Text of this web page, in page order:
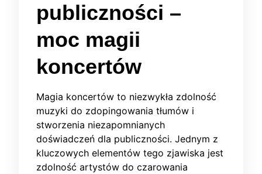
publiczności –
moc magii
koncertów
Magia koncertów to niezwykła zdolność
muzyki do zdopingowania tłumów i
stworzenia niezapomnianych
doświadczeń dla publiczności. Jednym z
kluczowych elementów tego zjawiska jest
zdolność artystów do czarowania